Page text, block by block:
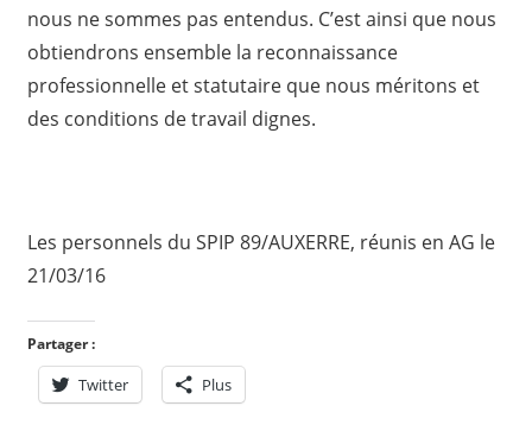
nous ne sommes pas entendus. C’est ainsi que nous
obtiendrons ensemble la reconnaissance
professionnelle et statutaire que nous méritons et
des conditions de travail dignes.
Les personnels du SPIP 89/AUXERRE, réunis en AG le
21/03/16
Partager :
Twitter Plus